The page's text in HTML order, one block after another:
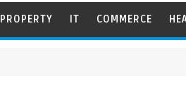
PROPERTY IT COMMERCE